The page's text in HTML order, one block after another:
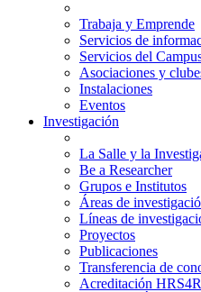
Trabaja y Emprende
Servicios de
Servicios del
Asociaciones y
Instalaciones
Eventos
Investigación
La Salle y la
Be a Researcher
Grupos e Institutos
Áreas de
Líneas de
Proyectos
Publicaciones
Transferencia de
Acreditación HRS4R